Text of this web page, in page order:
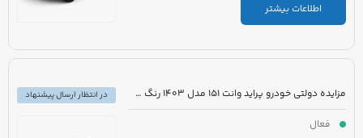
اطلاعات بیشتر
مزایده دولتی خودرو پراید وانت 151 مدل 1403 رنگ سفید صدفی
فعال
در انتظار ارسال پیشنهاد